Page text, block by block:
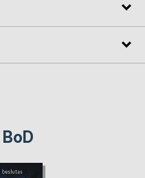
BoD